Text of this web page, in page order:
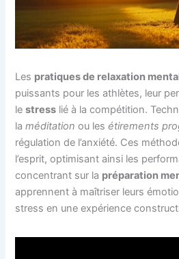
Les pratiques de relaxation
puissants pour les athlètes, leur
lestress lié à la compétition.
laméditation ou lesétirements
régulation de l’anxiété. Ces
l’esprit, optimisant ainsi les
concentrant sur la préparation
apprennent à maîtriser leurs
stress en une expérience